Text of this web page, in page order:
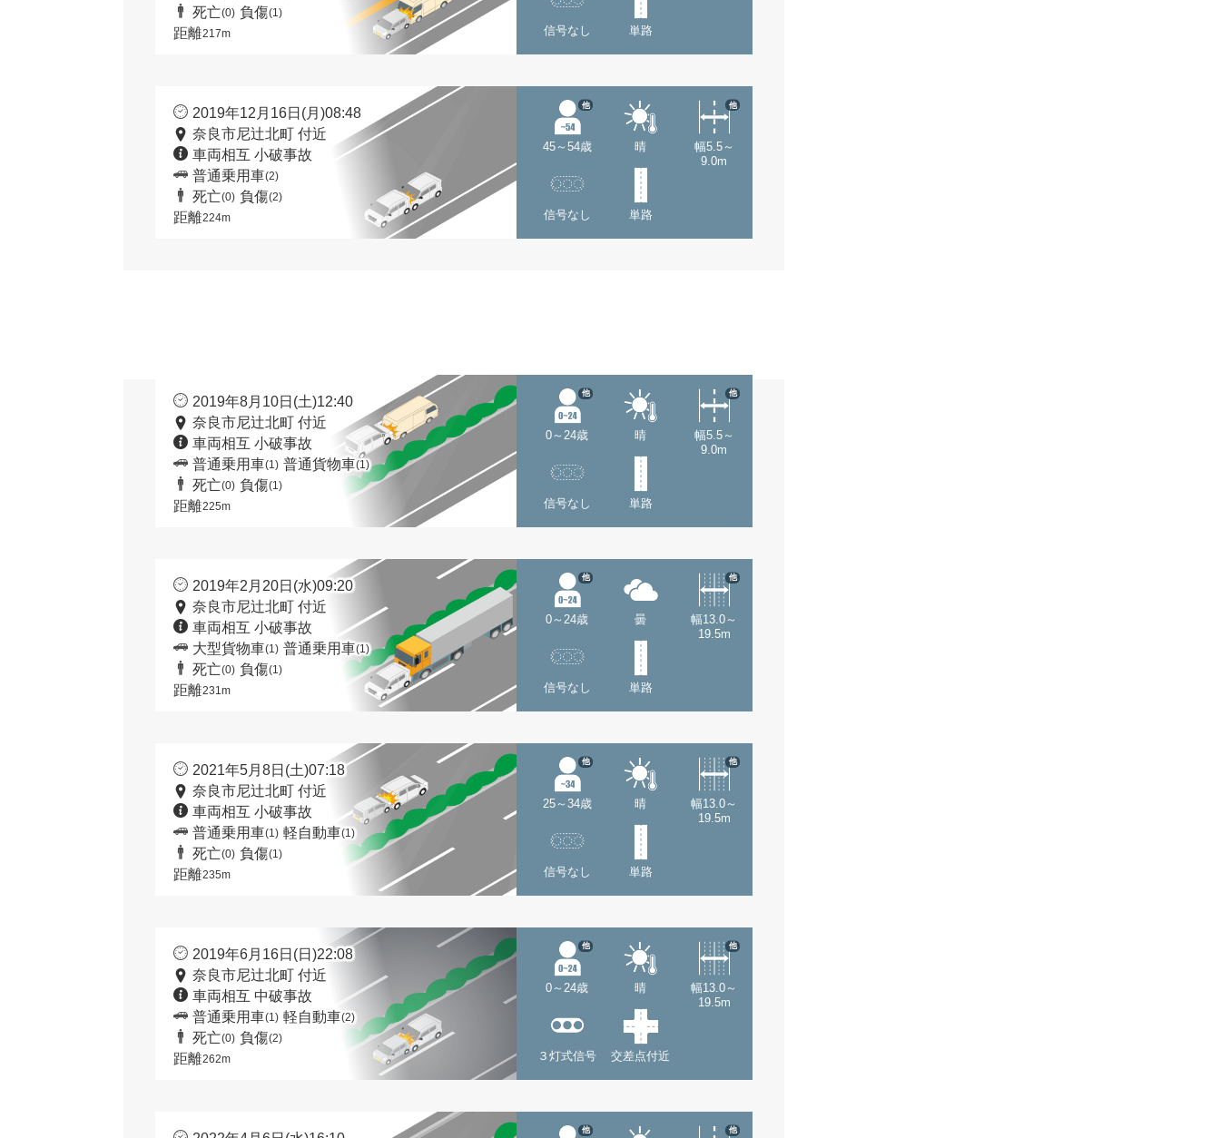
死亡(0) 負傷(1)
距離217m 信号なし 単路
2019年12月16日(月)08:48
奈良市尼辻北町 付近
車両相互 小破事故
普通乗用車(2)
死亡(0) 負傷(2)
距離224m
45～54歳
他
晴
幅5.5～
9.0m
他
信号なし 単路
2019年8月10日(土)12:40
奈良市尼辻北町 付近
車両相互 小破事故
普通乗用車(1) 普通貨物車(1)
死亡(0) 負傷(1)
距離225m
0～24歳
他
晴
幅5.5～
9.0m
他
信号なし 単路
2019年2月20日(水)09:20
奈良市尼辻北町 付近
車両相互 小破事故
大型貨物車(1) 普通乗用車(1)
死亡(0) 負傷(1)
距離231m
0～24歳
他
曇
幅13.0～
19.5m
他
信号なし 単路
2021年5月8日(土)07:18
奈良市尼辻北町 付近
車両相互 小破事故
普通乗用車(1) 軽自動車(1)
死亡(0) 負傷(1)
距離235m
25～34歳
他
晴
幅13.0～
19.5m
他
信号なし 単路
2019年6月16日(日)22:08
奈良市尼辻北町 付近
車両相互 中破事故
普通乗用車(1) 軽自動車(2)
死亡(0) 負傷(2)
距離262m
0～24歳
他
晴
幅13.0～
19.5m
他
３灯式信号 交差点付近
他 他